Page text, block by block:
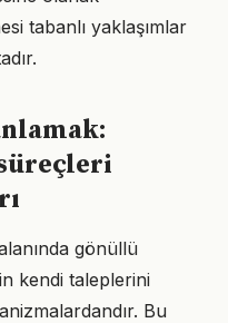
tabanlı yaklaşımlar
gönüllü
kendi taleplerini
Bu